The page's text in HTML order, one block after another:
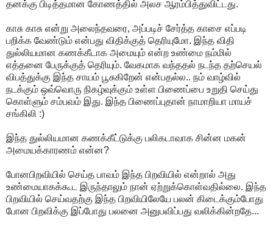
தனக்கு பிடித்தமான கோணத்தில் அலச ஆரம்பித்துவிட்டது.
காசு காசு என்று அலைந்தவரை, அப்படிச் சேர்த்த காசை எப்படி
பறிக்க வேண்டும் என்பது விதிக்குத் தெரியுமோ. இந்த விதி
துல்லியமான கணக்கீடாக அமையும் என்ற உண்மை நம்மில்
எத்தனை பேருக்குத் தெரியும். வேகமாக வந்ததல் நடந்த தற்செயல்
விபத்துக்கு இந்த சாயம் பூசுகிறேன் என்பதல்ல.. நம் வாழ்வில்
நடக்கும் ஒவ்வொரு நிகழ்வுக்கும் உள்ள பிணைப்பை உறுதி செய்து
கொள்ளும் சம்பவம் இது. இந்த பிணைப்புதான் நாமாறியா மாயச்
சங்கிலி :)
இந்த துல்லியமான கணக்கீட்டுக்கு பலிகடாவாக சின்ன மகன்
அமையக்காரணம் என்ன?
போனபிறவியில் செய்த பாவம் இந்த பிறவியில் என்றால் அது
உண்மையாகக்கூட இருந்தாலும் நான் ஏற்றுக்கொள்வதில்லை. இந்த
பிறவியில் செய்வதற்கு இந்த பிறவியிலேயே பலன் கிடைக்கும்போது
போன பிறவிக்கு இப்போது பலனை அனுபவிப்பது வலிக்கின்றதே...